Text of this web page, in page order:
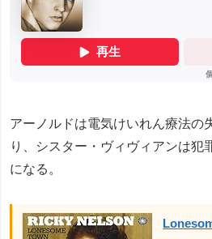
アーノルドは電気けいれん療法の
り、シスター・ヴィヴィアンは犯
になる。